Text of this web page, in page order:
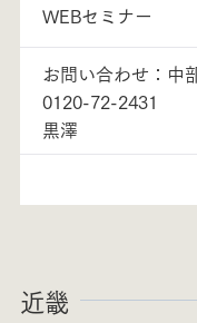
WEBセミナー
お問い合わせ：中
0120-72-2431
黒澤
近畿